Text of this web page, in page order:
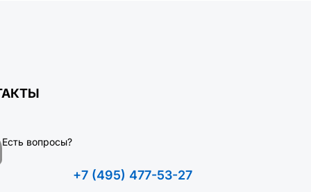
Есть вопросы?
+7 (495) 477-53-27